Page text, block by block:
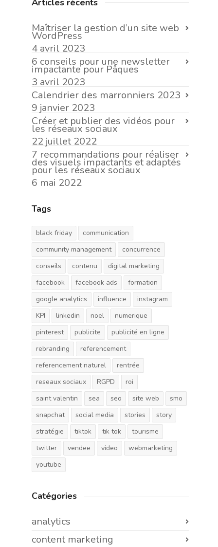
Articles récents
Maîtriser la gestion d’un site web
WordPress
4 avril 2023
6 conseils pour une newsletter
impactante pour Pâques
3 avril 2023
Calendrier des marronniers 2023
9 janvier 2023
Créer et publier des vidéos pour
les réseaux sociaux
22 juillet 2022
7 recommandations pour réaliser
des visuels impactants et adaptés
pour les réseaux sociaux
6 mai 2022
Tags
black friday
communication
community management
concurrence
conseils
contenu
digital marketing
facebook
facebook ads
formation
google analytics
influence
instagram
KPI
linkedin noel
numerique
pinterest
publicite
publicité en ligne
rebranding
referencement
referencement naturel
rentrée
reseaux sociaux
RGPD
roi
saint valentin
sea seo site web
smo
snapchat
social media stories
story
stratégie
tiktok tik tok
tourisme
twitter
vendee video
webmarketing
youtube
Catégories
analytics
content marketing